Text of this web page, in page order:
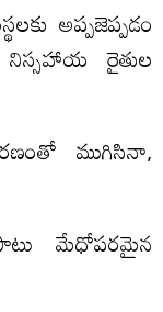
అప్పజెప్పడం
రైతుల
ముగిసినా,
మేధోపరమైన